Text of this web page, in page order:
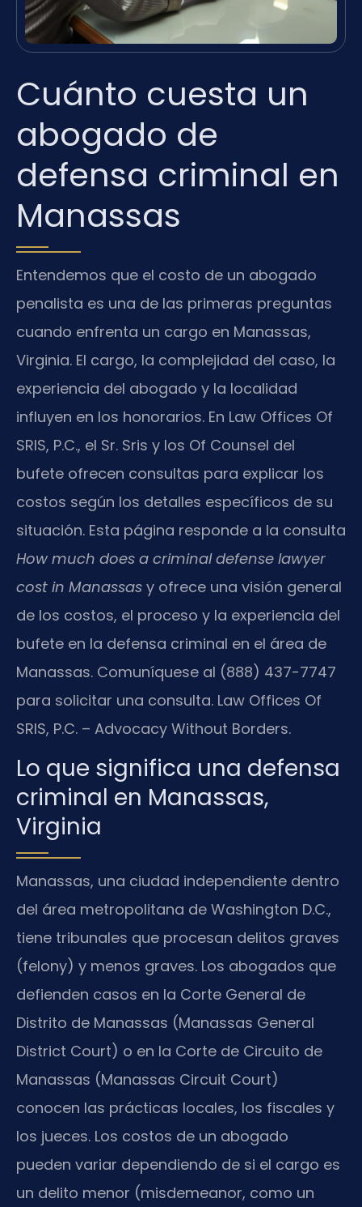
Cuánto cuesta un
abogado de
defensa criminal en
Manassas
Entendemos que el costo de un abogado
penalista es una de las primeras preguntas
cuando enfrenta un cargo en Manassas,
Virginia. El cargo, la complejidad del caso, la
experiencia del abogado y la localidad
influyen en los honorarios. En Law Offices Of
SRIS, P.C., el Sr. Sris y los Of Counsel del
bufete ofrecen consultas para explicar los
costos según los detalles específicos de su
situación. Esta página responde a la consulta
How much does a criminal defense lawyer
cost in Manassas y ofrece una visión general
de los costos, el proceso y la experiencia del
bufete en la defensa criminal en el área de
Manassas. Comuníquese al (888) 437-7747
para solicitar una consulta. Law Offices Of
SRIS, P.C. – Advocacy Without Borders.
Lo que significa una defensa
criminal en Manassas,
Virginia
Manassas, una ciudad independiente dentro
del área metropolitana de Washington D.C.,
tiene tribunales que procesan delitos graves
(felony) y menos graves. Los abogados que
defienden casos en la Corte General de
Distrito de Manassas (Manassas General
District Court) o en la Corte de Circuito de
Manassas (Manassas Circuit Court)
conocen las prácticas locales, los fiscales y
los jueces. Los costos de un abogado
pueden variar dependiendo de si el cargo es
un delito menor (misdemeanor, como un